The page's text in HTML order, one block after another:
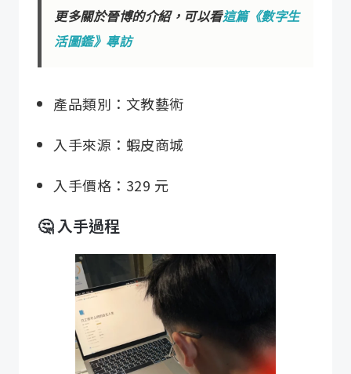
更多關於晉博的介紹，可以看這篇《數字生
活圖鑑》專訪
產品類別：文教藝術
入手來源：蝦皮商城
入手價格：329 元
🤔 入手過程